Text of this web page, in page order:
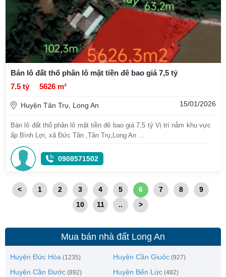
Bán lô đất thổ phân lô mặt tiền đê bao giá 7,5 tỷ
7.5 tỷ
5626 m²
Huyện Tân Trụ, Long An 15/01/2026
Bán lô đất thổ phân lô mặt tiền đê bao giá 7,5 tỷ Vị trí nằm khu vực
ấp Bình Lợi, xã Đức Tân ,Tân Trụ,Long An ...
0908571502
< 1 2 3 4 5 6 7 8
9
10
11 .. >
Mua bán nhà đất Long An
Huyện Đức Hòa (1235) Huyện Cần Giuộc (927)
Huyện Cần Đước (892) Huyện Bến Lức (482)